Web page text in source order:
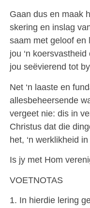
Gaan dus en maak
skering en inslag
saam met geloof en
jou ‘n
jou seëvierend tot
Net ‘n laaste en
allesbeheersende
vergeet nie: dis in
Christus dat die
het, ‘n werklikheid
Is jy met Hom
VOETNOTAS
1. In hierdie lering